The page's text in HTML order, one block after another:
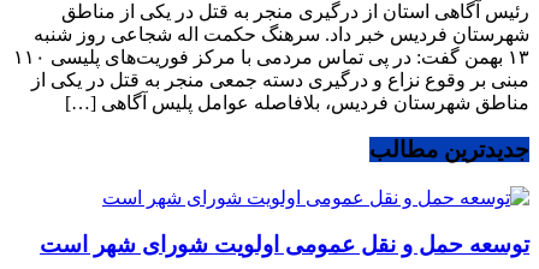
رئیس آگاهی استان از درگیری منجر به قتل در یکی از ‏مناطق
‏شهرستان فردیس خبر داد.‏ سرهنگ حکمت اله شجاعی روز شنبه
۱۳ بهمن گفت: در پی تماس مردمی با مرکز فوریت‌های پلیسی ۱۱۰
مبنی بر وقوع نزاع و درگیری دسته جمعی منجر به قتل در یکی از
مناطق شهرستان فردیس، بلافاصله عوامل پلیس آگاهی […]
جدیدترین مطالب
توسعه حمل و نقل عمومی اولویت شورای شهر است